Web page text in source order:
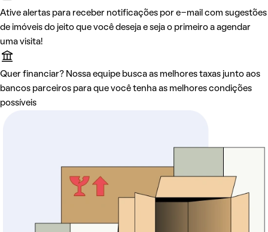
Ative alertas para receber notificações por e-mail com sugestões
de imóveis do jeito que você deseja e seja o primeiro a agendar
uma visita!
Quer financiar? Nossa equipe busca as melhores taxas junto aos
bancos parceiros para que você tenha as melhores condições
possíveis